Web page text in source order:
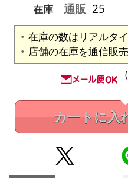
在庫
通販 25
在庫の数はリアルタ
店舗の在庫を通信販
カートに入